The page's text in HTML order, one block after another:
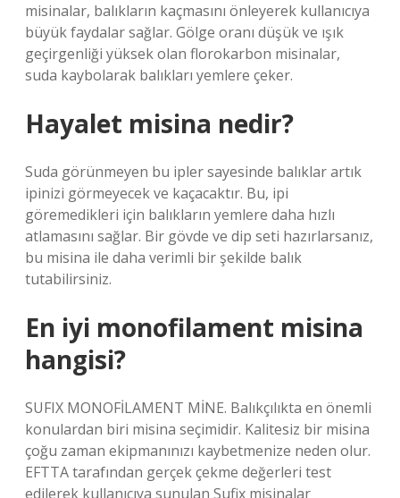
misinalar, balıkların kaçmasını önleyerek kullanıcıya
büyük faydalar sağlar. Gölge oranı düşük ve ışık
geçirgenliği yüksek olan florokarbon misinalar,
suda kaybolarak balıkları yemlere çeker.
Hayalet misina nedir?
Suda görünmeyen bu ipler sayesinde balıklar artık
ipinizi görmeyecek ve kaçacaktır. Bu, ipi
göremedikleri için balıkların yemlere daha hızlı
atlamasını sağlar. Bir gövde ve dip seti hazırlarsanız,
bu misina ile daha verimli bir şekilde balık
tutabilirsiniz.
En iyi monofilament misina
hangisi?
SUFIX MONOFİLAMENT MİNE. Balıkçılıkta en önemli
konulardan biri misina seçimidir. Kalitesiz bir misina
çoğu zaman ekipmanınızı kaybetmenize neden olur.
EFTTA tarafından gerçek çekme değerleri test
edilerek kullanıcıya sunulan Sufix misinalar